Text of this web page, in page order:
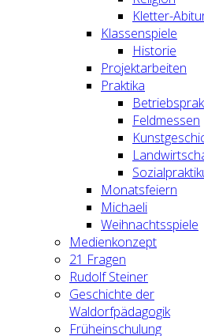
Kletter-
Klassenspiele
Historie
Projektarbeiten
Praktika
Feldmessen
Monatsfeiern
Michaeli
Weihnachtsspiele
Medienkonzept
21 Fragen
Rudolf Steiner
Geschichte der
Waldorfpädagogik
Früheinschulung